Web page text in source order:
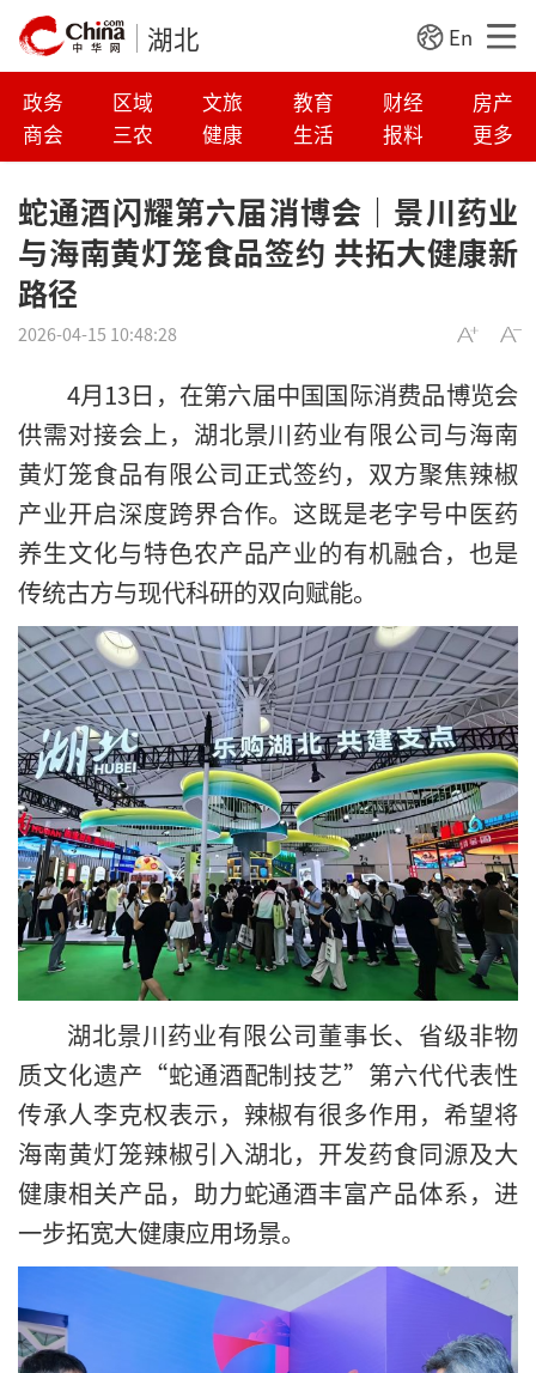
湖北 En
政务 区域 文旅 教育 财经
房产
商会
三农 健康 生活 报料 更多
蛇通酒闪耀第六届消博会｜景川药业
与海南黄灯笼食品签约 共拓大健康新
路径
2026-04-15 10:48:28
4月13日，在第六届中国国际消费品博览会
供需对接会上，湖北景川药业有限公司与海南
黄灯笼食品有限公司正式签约，双方聚焦辣椒
产业开启深度跨界合作。这既是老字号中医药
养生文化与特色农产品产业的有机融合，也是
传统古方与现代科研的双向赋能。
湖北景川药业有限公司董事长、省级非物
质文化遗产“蛇通酒配制技艺”第六代代表性
传承人李克权表示，辣椒有很多作用，希望将
海南黄灯笼辣椒引入湖北，开发药食同源及大
健康相关产品，助力蛇通酒丰富产品体系，进
一步拓宽大健康应用场景。